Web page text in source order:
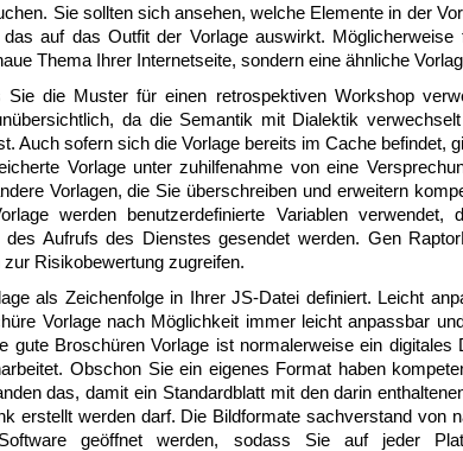
Sie sollten sich ansehen, welche Elemente in der
auf das Outfit der Vorlage auswirkt. Möglicherweise
Thema Ihrer Internetseite, sondern eine ähnliche
die Muster für einen retrospektiven Workshop
da die Semantik mit Dialektik
Auch sofern sich die Vorlage bereits im Cache befindet,
Vorlage unter zuhilfenahme von eine
Vorlagen, die Sie überschreiben und erweitern
werden benutzerdefinierte Variablen verwendet,
Aufrufs des Dienstes gesendet werden. Gen
Risikobewertung zugreifen.
als Zeichenfolge in Ihrer JS-Datei definiert. Leicht
Vorlage nach Möglichkeit immer leicht anpassbar
gute Broschüren Vorlage ist normalerweise ein digitales
Obschon Sie ein eigenes Format haben
das, damit ein Standardblatt mit den darin
erstellt werden darf. Die Bildformate sachverstand von
geöffnet werden, sodass Sie auf jeder